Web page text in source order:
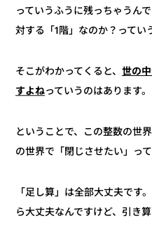
っていうふうに残っちゃうん
対する「1階」なのか？ってい
そこがわかってくると、世の
すよねっていうのはあります。
ということで、この整数の世
の世界で「閉じさせたい」っ
「足し算」は全部大丈夫で
ら大丈夫なんですけど、引き算